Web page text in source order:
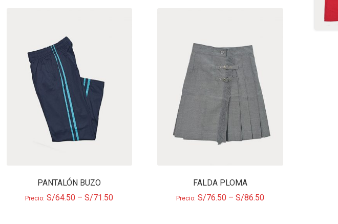
PANTALÓN BUZO
Precio: S/64.50 –S/71.50
FALDA PLOMA
Precio: S/76.50 –S/86.50